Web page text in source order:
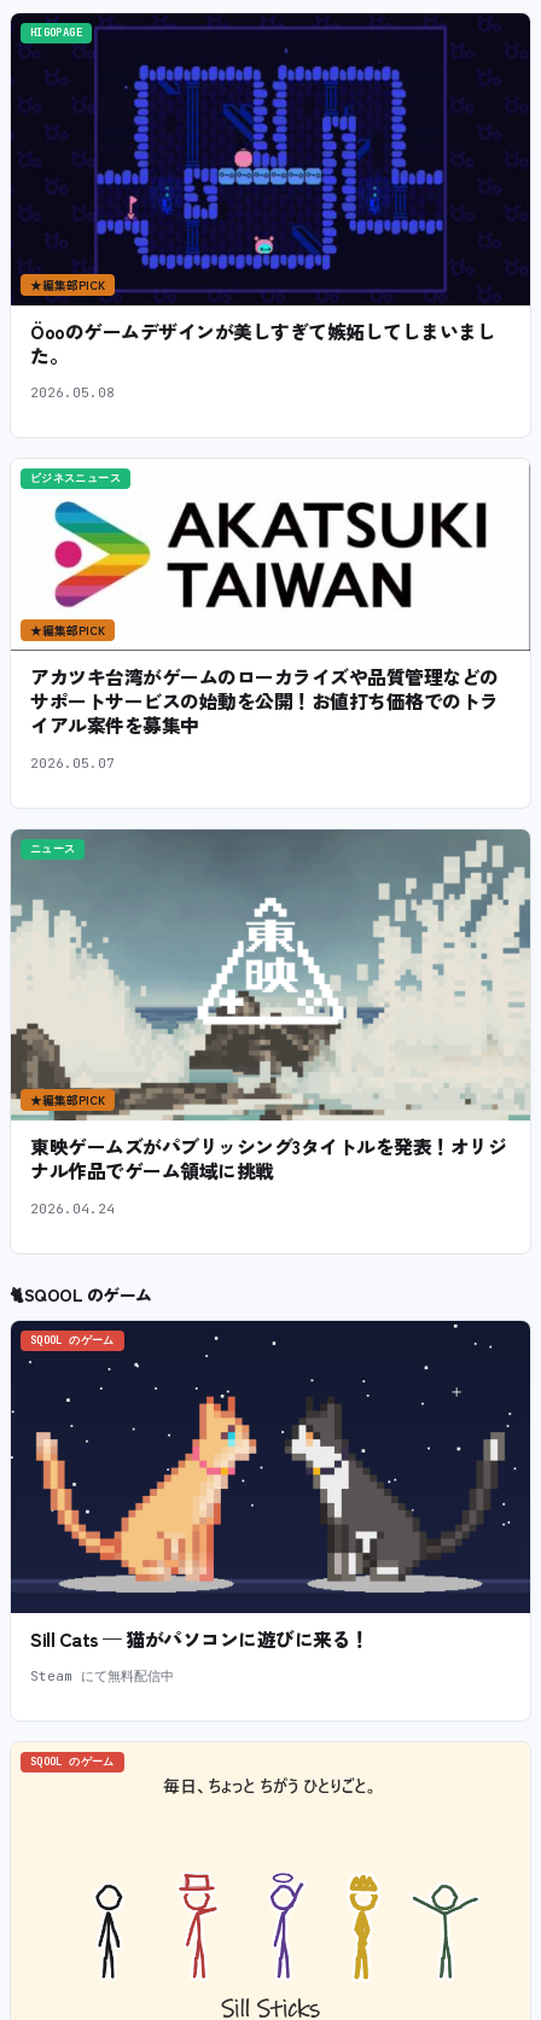
HIGOPAGE
★編集部PICK
Öooのゲームデザインが美しすぎて嫉妬してしまいまし
た。
2026.05.08
ビジネスニュース
★編集部PICK
アカツキ台湾がゲームのローカライズや品質管理などの
サポートサービスの始動を公開！お値打ち価格でのトラ
イアル案件を募集中
2026.05.07
ニュース
★編集部PICK
東映ゲームズがパブリッシング3タイトルを発表！オリジ
ナル作品でゲーム領域に挑戦
2026.04.24
🐈SQOOL のゲーム
SQOOL のゲーム
Sill Cats — 猫がパソコンに遊びに来る！
Steam にて無料配信中
SQOOL のゲーム